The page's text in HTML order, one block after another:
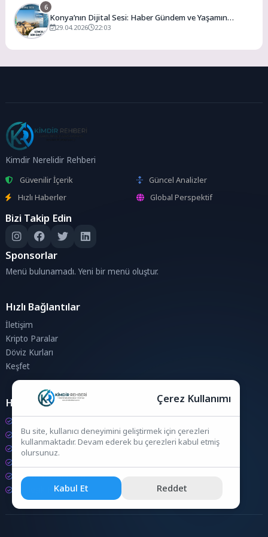
6
Konya’nın Dijital Sesi: Haber Gündem ve Yaşamın
Merkezi
29.04.2026 22:03
Kimdir Nerelidir Rehberi
Güvenilir İçerik
Güncel Analizler
Hızlı Haberler
Global Perspektif
Bizi Takip Edin
Sponsorlar
Menü bulunamadı. Yeni bir menü oluştur.
Hızlı Bağlantılar
İletişim
Kripto Paralar
Döviz Kurları
Keşfet
Hesaplamalar
Döviz Hesaplama
KDV Hesaplama
Zam Hesaplama
Bileşik Hesaplama
Çerez Kullanımı
Bu site, kullanıcı deneyimini geliştirmek için çerezleri
kullanmaktadır. Devam ederek bu çerezleri kabul etmiş
olursunuz.
Kabul Et Reddet